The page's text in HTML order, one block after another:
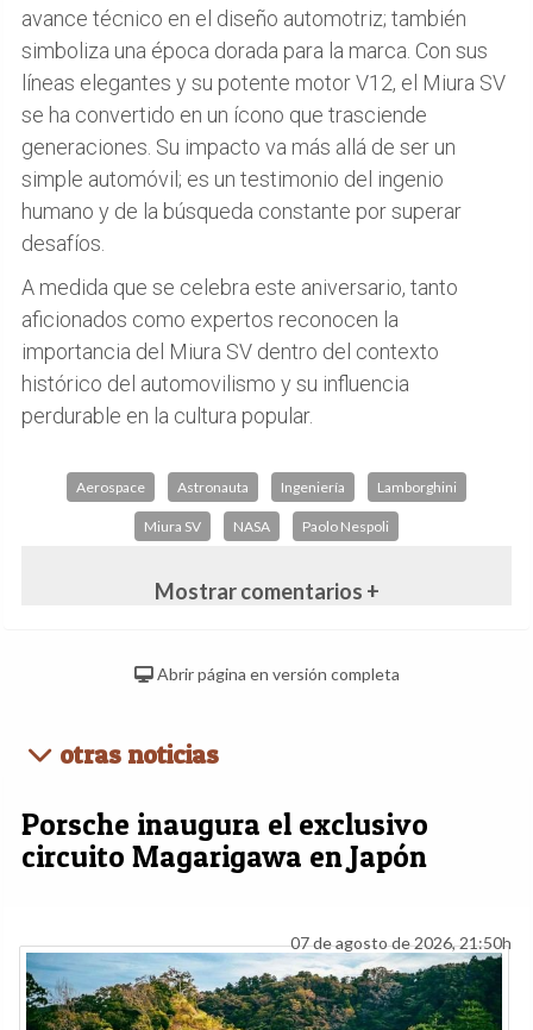
avance técnico en el diseño automotriz; también
simboliza una época dorada para la marca. Con sus
líneas elegantes y su potente motor V12, el Miura SV
se ha convertido en un ícono que trasciende
generaciones. Su impacto va más allá de ser un
simple automóvil; es un testimonio del ingenio
humano y de la búsqueda constante por superar
desafíos.
A medida que se celebra este aniversario, tanto
aficionados como expertos reconocen la
importancia del Miura SV dentro del contexto
histórico del automovilismo y su influencia
perdurable en la cultura popular.
Aerospace Astronauta Ingeniería Lamborghini
Miura SV NASA Paolo Nespoli
Mostrar comentarios +
Abrir página en versión completa
otras noticias
Porsche inaugura el exclusivo
circuito Magarigawa en Japón
07 de agosto de 2026, 21:50h